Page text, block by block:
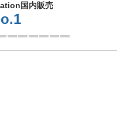
国内販売